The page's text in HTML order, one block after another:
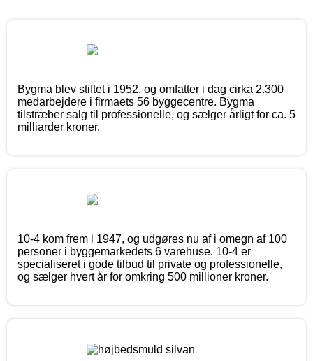
Bygma blev stiftet i 1952, og omfatter i dag cirka 2.300
medarbejdere i firmaets 56 byggecentre. Bygma
tilstræber salg til professionelle, og sælger årligt for ca. 5
milliarder kroner.
10-4 kom frem i 1947, og udgøres nu af i omegn af 100
personer i byggemarkedets 6 varehuse. 10-4 er
specialiseret i gode tilbud til private og professionelle,
og sælger hvert år for omkring 500 millioner kroner.